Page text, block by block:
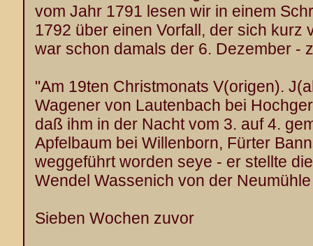
vom Jahr 1791 lesen wir in einem
1792 über einen Vorfall, der sich kurz
war schon damals der 6. Dezember -
"Am 19ten Christmonats V(origen).
Wagener von Lautenbach bei
daß ihm in der Nacht vom 3. auf 4.
Apfelbaum bei Willenborn, Fürter
weggeführt worden seye - er stellte
Wendel Wassenich von der
Sieben Wochen zuvor